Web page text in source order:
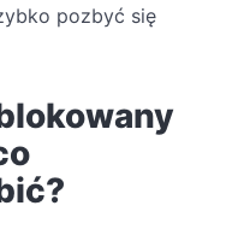
pozbyć się